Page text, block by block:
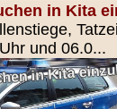
in Kita
und 06.0...